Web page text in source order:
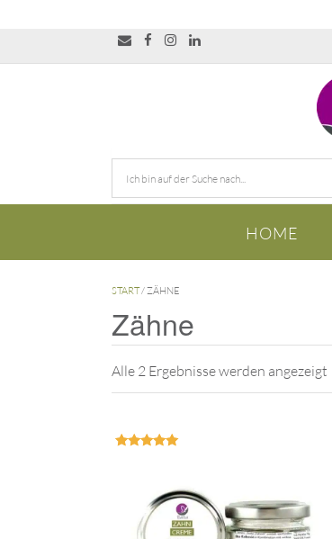
HOME
START/ ZÄHNE
Zähne
Alle 2 Ergebnisse werden angezeigt
von 5